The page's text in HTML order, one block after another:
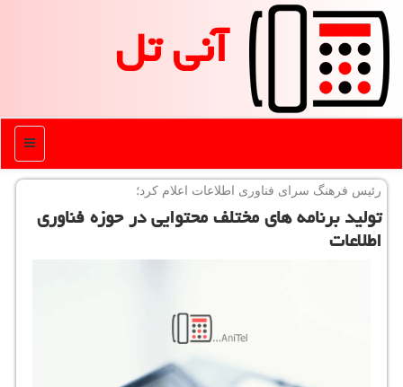
آنی تل
منو
رئیس فرهنگ سرای فناوری اطلاعات اعلام كرد؛
تولید برنامه های مختلف محتوایی در حوزه فناوری
اطلاعات